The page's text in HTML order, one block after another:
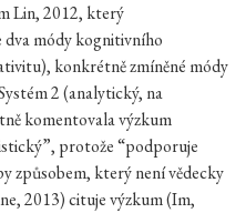
Lin, 2012, který
dva módy kognitivního
konkrétně zmíněné módy
2 (analytický, na
komentovala výzkum
protože “podporuje
způsobem, který není vědecky
2013) cituje výzkum (Im,